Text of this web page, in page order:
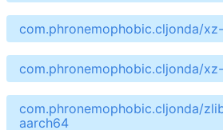
com.phronemophobic.cljonda/
com.phronemophobic.cljonda/
com.phronemophobic.cljonda/
aarch64